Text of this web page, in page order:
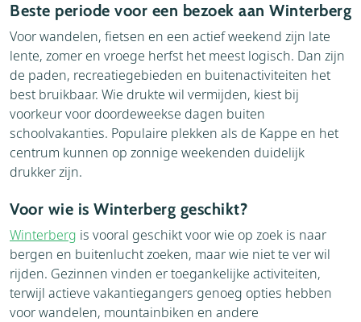
Beste periode voor een bezoek aan Winterberg
Voor wandelen, fietsen en een actief weekend zijn late
lente, zomer en vroege herfst het meest logisch. Dan zijn
de paden, recreatiegebieden en buitenactiviteiten het
best bruikbaar. Wie drukte wil vermijden, kiest bij
voorkeur voor doordeweekse dagen buiten
schoolvakanties. Populaire plekken als de Kappe en het
centrum kunnen op zonnige weekenden duidelijk
drukker zijn.
Voor wie is Winterberg geschikt?
Winterberg is vooral geschikt voor wie op zoek is naar
bergen en buitenlucht zoeken, maar wie niet te ver wil
rijden. Gezinnen vinden er toegankelijke activiteiten,
terwijl actieve vakantiegangers genoeg opties hebben
voor wandelen, mountainbiken en andere